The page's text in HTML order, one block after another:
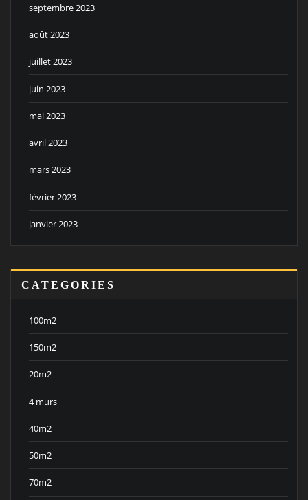
septembre 2023
août 2023
juillet 2023
juin 2023
mai 2023
avril 2023
mars 2023
février 2023
janvier 2023
CATEGORIES
100m2
150m2
20m2
4 murs
40m2
50m2
70m2